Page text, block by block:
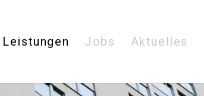
Leistungen Jobs Aktuelles